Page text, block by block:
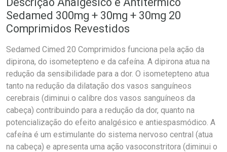
Sedamed 300mg + 30mg + 30mg 20
Comprimidos Revestidos
Sedamed Cimed 20 Comprimidos funciona pela ação da
dipirona, do isometepteno e da cafeína. A dipirona atua na
redução da sensibilidade para a dor. O isometepteno atua
tanto na redução da dilatação dos vasos sanguíneos
cerebrais (diminui o calibre dos vasos sanguíneos da
cabeça) contribuindo para a redução da dor, quanto na
potencialização do efeito analgésico e antiespasmódico. A
cafeína é um estimulante do sistema nervoso central (atua
na cabeça) e apresenta uma ação vasoconstritora (diminui o